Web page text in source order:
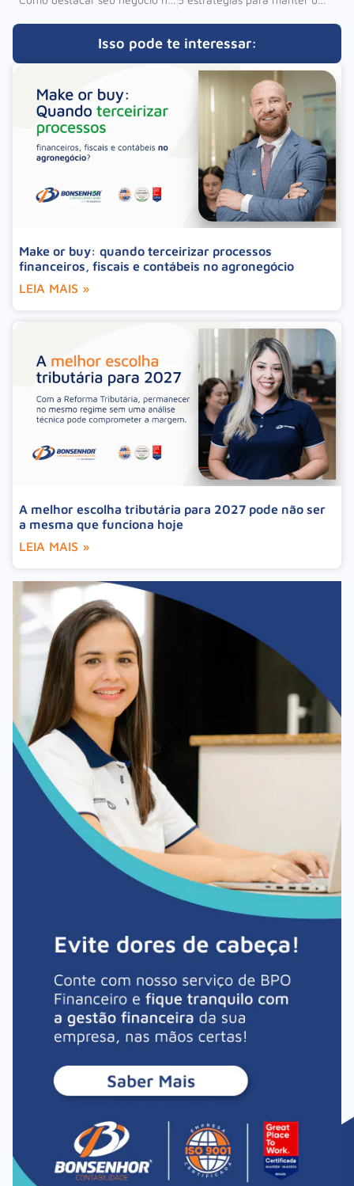
Isso pode te interessar:
Make or buy: quando terceirizar processos
financeiros, fiscais e contábeis no agronegócio
LEIA MAIS »
A melhor escolha tributária para 2027 pode não ser
a mesma que funciona hoje
LEIA MAIS »